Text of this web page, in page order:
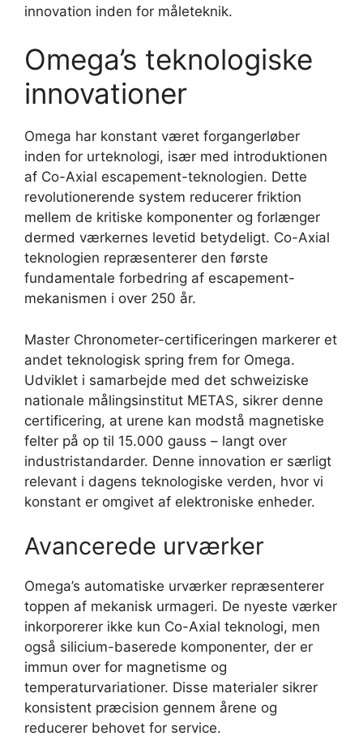
innovation inden for måleteknik.
Omega’s teknologiske
innovationer
Omega har konstant været forgangerløber
inden for urteknologi, især med introduktionen
af Co-Axial escapement-teknologien. Dette
revolutionerende system reducerer friktion
mellem de kritiske komponenter og forlænger
dermed værkernes levetid betydeligt. Co-Axial
teknologien repræsenterer den første
fundamentale forbedring af escapement-
mekanismen i over 250 år.
Master Chronometer-certificeringen markerer et
andet teknologisk spring frem for Omega.
Udviklet i samarbejde med det schweiziske
nationale målingsinstitut METAS, sikrer denne
certificering, at urene kan modstå magnetiske
felter på op til 15.000 gauss – langt over
industristandarder. Denne innovation er særligt
relevant i dagens teknologiske verden, hvor vi
konstant er omgivet af elektroniske enheder.
Avancerede urværker
Omega’s automatiske urværker repræsenterer
toppen af mekanisk urmageri. De nyeste værker
inkorporerer ikke kun Co-Axial teknologi, men
også silicium-baserede komponenter, der er
immun over for magnetisme og
temperaturvariationer. Disse materialer sikrer
konsistent præcision gennem årene og
reducerer behovet for service.